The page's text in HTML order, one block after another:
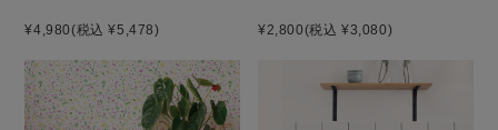
¥4,980(税込 ¥5,478) ¥2,800(税込 ¥3,080)